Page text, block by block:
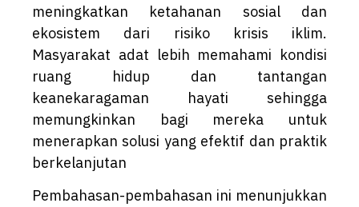
meningkatkan ketahanan sosial dan
ekosistem dari risiko krisis iklim.
Masyarakat adat lebih memahami kondisi
ruang hidup dan tantangan
keanekaragaman hayati sehingga
memungkinkan bagi mereka untuk
menerapkan solusi yang efektif dan praktik
berkelanjutan
Pembahasan-pembahasan ini menunjukkan